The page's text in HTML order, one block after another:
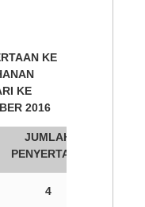
KE
KE
2016
JUMLAH
PENYERTAAN
4